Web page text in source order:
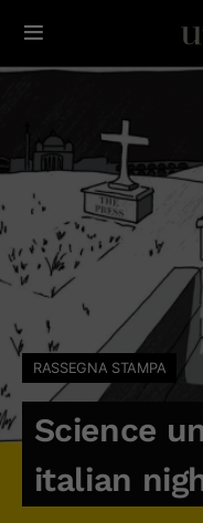
RASSEGNA STAMPA
Science
italian